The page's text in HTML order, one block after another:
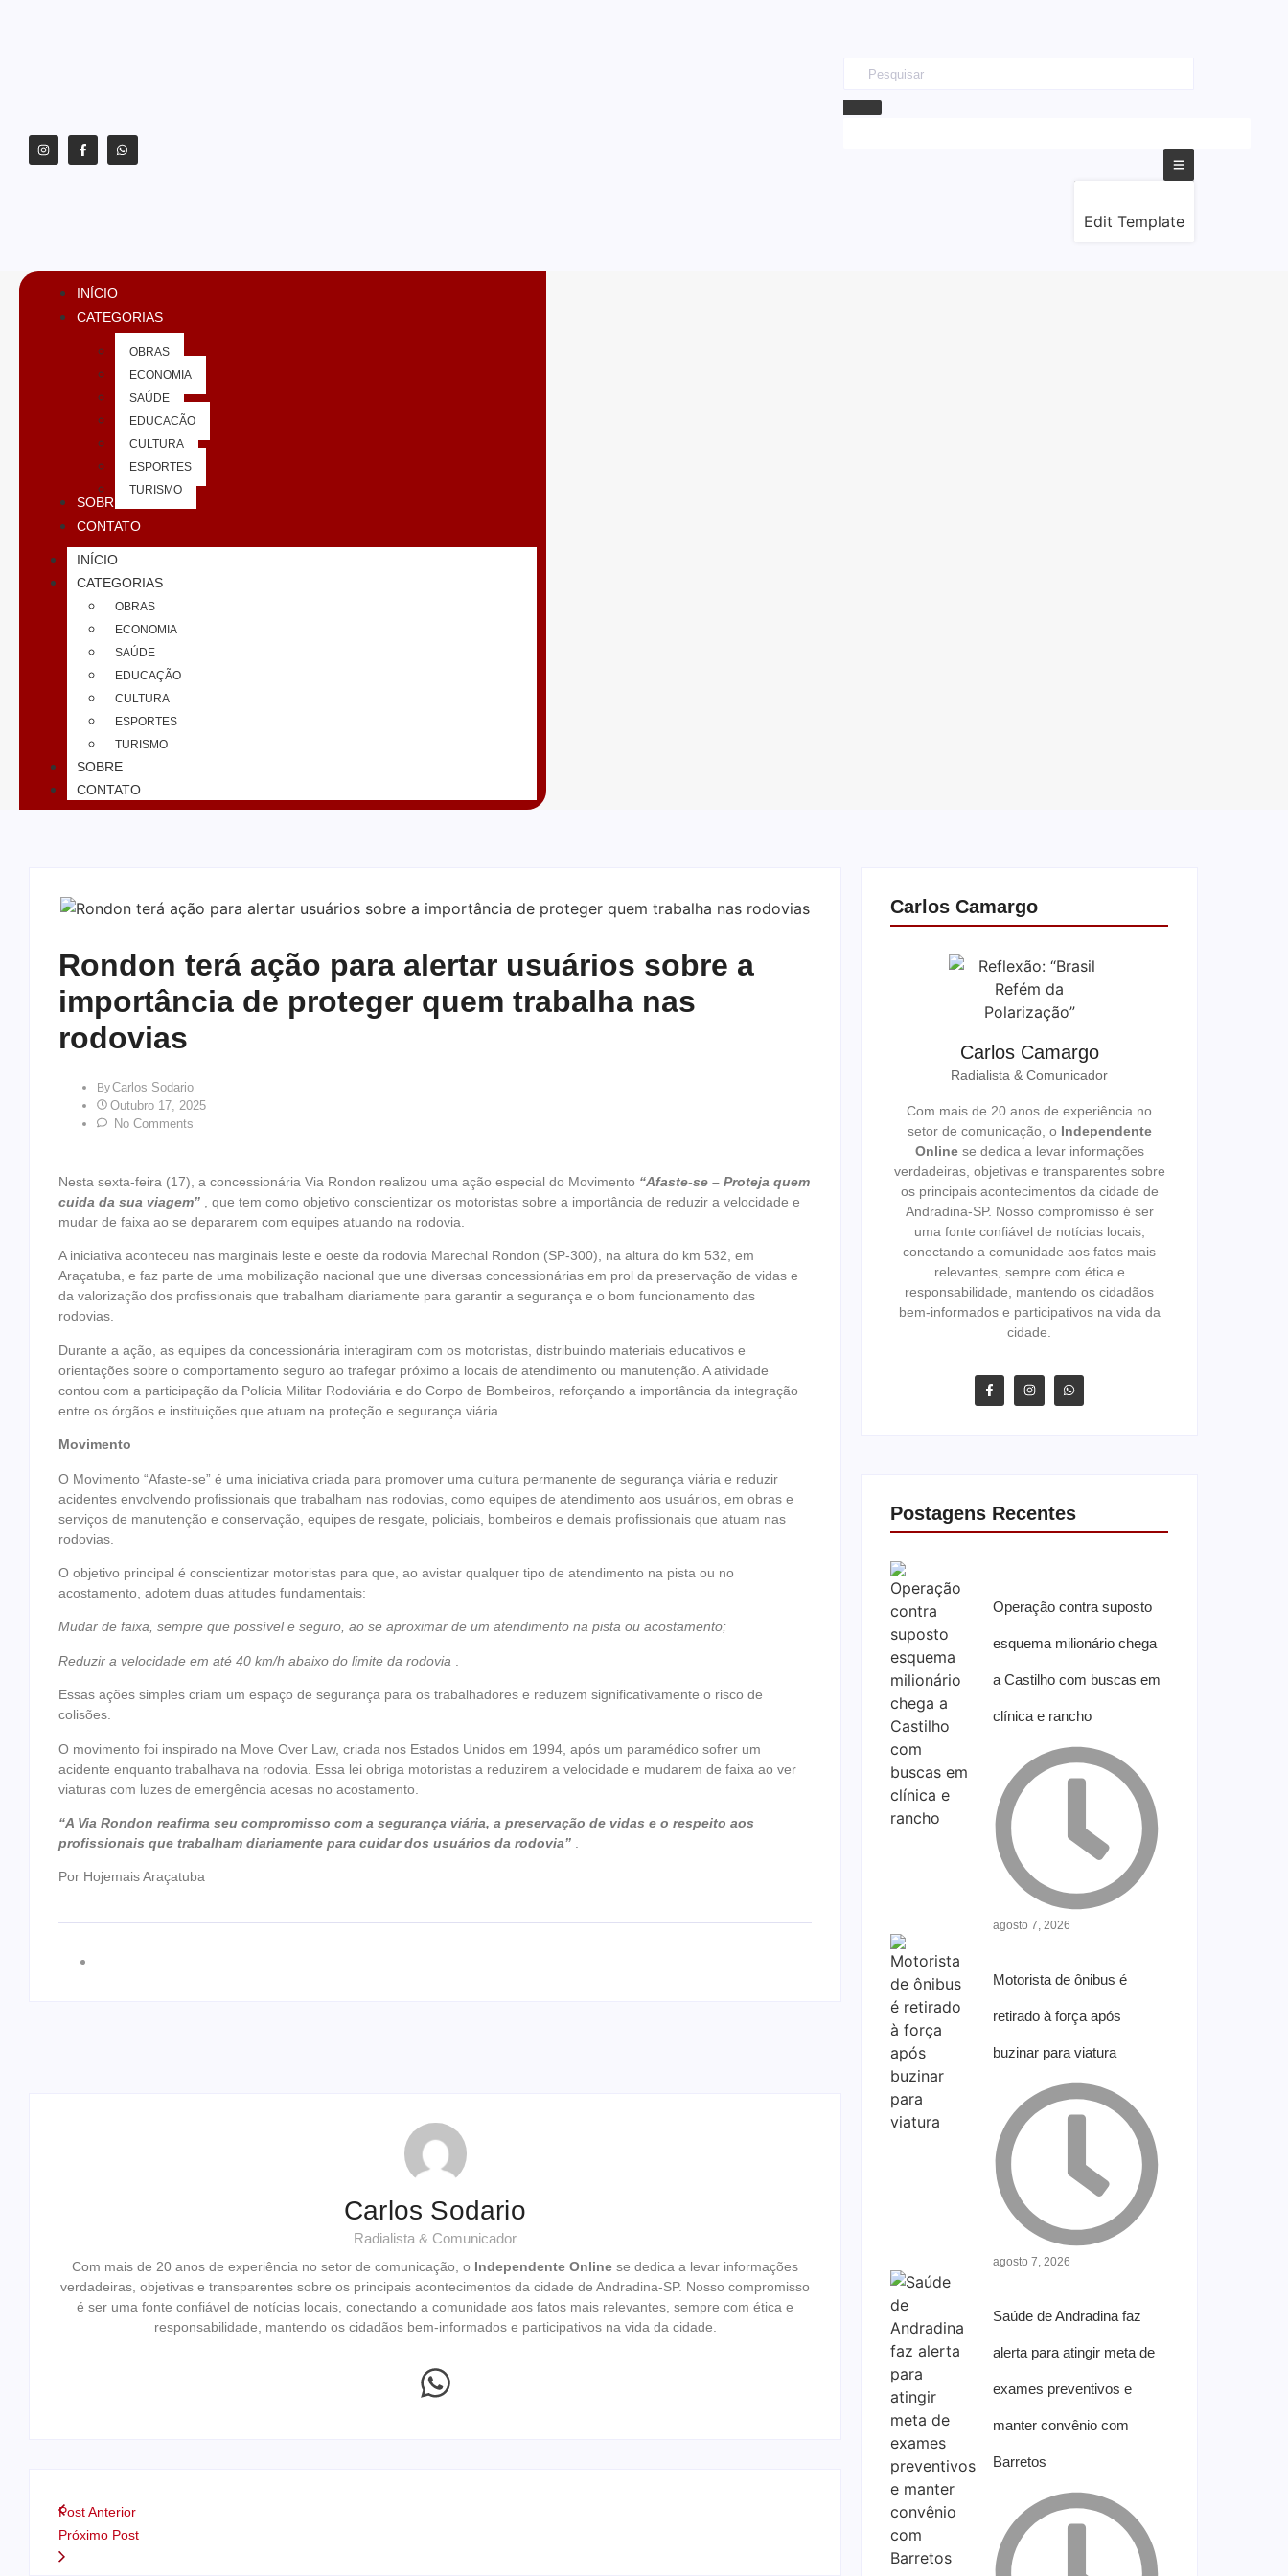
Edit Template
INÍCIO
CATEGORIAS
OBRAS
ECONOMIA
SAÚDE
EDUCAÇÃO
CULTURA
ESPORTES
TURISMO
SOBRE
CONTATO
INÍCIO
CATEGORIAS
OBRAS
ECONOMIA
SAÚDE
EDUCAÇÃO
CULTURA
ESPORTES
TURISMO
SOBRE
CONTATO
Rondon terá ação para alertar usuários sobre a
importância de proteger quem trabalha nas
rodovias
ByCarlos Sodario
Outubro 17, 2025
No Comments
Nesta sexta-feira (17), a concessionária Via Rondon realizou uma ação especial do Movimento “Afaste-se – Proteja quem
cuida da sua viagem”
, que tem como objetivo conscientizar os motoristas sobre a importância de reduzir a velocidade e
mudar de faixa ao se depararem com equipes atuando na rodovia.
A iniciativa aconteceu nas marginais leste e oeste da rodovia Marechal Rondon (SP-300), na altura do km 532, em
Araçatuba, e faz parte de uma mobilização nacional que une diversas concessionárias em prol da preservação de vidas e
da valorização dos profissionais que trabalham diariamente para garantir a segurança e o bom funcionamento das
rodovias.
Durante a ação, as equipes da concessionária interagiram com os motoristas, distribuindo materiais educativos e
orientações sobre o comportamento seguro ao trafegar próximo a locais de atendimento ou manutenção. A atividade
contou com a participação da Polícia Militar Rodoviária e do Corpo de Bombeiros, reforçando a importância da integração
entre os órgãos e instituições que atuam na proteção e segurança viária.
Movimento
O Movimento “Afaste-se” é uma iniciativa criada para promover uma cultura permanente de segurança viária e reduzir
acidentes envolvendo profissionais que trabalham nas rodovias, como equipes de atendimento aos usuários, em obras e
serviços de manutenção e conservação, equipes de resgate, policiais, bombeiros e demais profissionais que atuam nas
rodovias.
O objetivo principal é conscientizar motoristas para que, ao avistar qualquer tipo de atendimento na pista ou no
acostamento, adotem duas atitudes fundamentais:
Mudar de faixa, sempre que possível e seguro, ao se aproximar de um atendimento na pista ou acostamento;
Reduzir a velocidade em até 40 km/h abaixo do limite da rodovia
Essas ações simples criam um espaço de segurança para os trabalhadores e reduzem significativamente o risco de
colisões.
O movimento foi inspirado na Move Over Law, criada nos Estados Unidos em 1994, após um paramédico sofrer um
acidente enquanto trabalhava na rodovia. Essa lei obriga motoristas a reduzirem a velocidade e mudarem de faixa ao ver
viaturas com luzes de emergência acesas no acostamento.
“A Via Rondon reafirma seu compromisso com a segurança viária, a preservação de vidas e o respeito aos
profissionais que trabalham diariamente para cuidar dos usuários da rodovia”
Por Hojemais Araçatuba
Carlos Sodario
Radialista & Comunicador
Com mais de 20 anos de experiência no setor de comunicação, o Independente Online se dedica a levar informações
verdadeiras, objetivas e transparentes sobre os principais acontecimentos da cidade de Andradina-SP. Nosso compromisso
é ser uma fonte confiável de notícias locais, conectando a comunidade aos fatos mais relevantes, sempre com ética e
responsabilidade, mantendo os cidadãos bem-informados e participativos na vida da cidade.
Post Anterior
Próximo Post
Carlos Camargo
Carlos Camargo
Radialista & Comunicador
Com mais de 20 anos de experiência no
setor de comunicação, o Independente
Onlinese dedica a levar informações
verdadeiras, objetivas e transparentes sobre
os principais acontecimentos da cidade de
Andradina-SP. Nosso compromisso é ser
uma fonte confiável de notícias locais,
conectando a comunidade aos fatos mais
relevantes, sempre com ética e
responsabilidade, mantendo os cidadãos
bem-informados e participativos na vida da
cidade.
Postagens Recentes
Operação contra suposto
esquema milionário chega
a Castilho com buscas em
clínica e rancho
agosto 7, 2026
Motorista de ônibus é
retirado à força após
buzinar para viatura
agosto 7, 2026
Saúde de Andradina faz
alerta para atingir meta de
exames preventivos e
manter convênio com
Barretos